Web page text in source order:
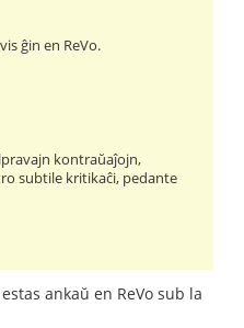
ĝin en ReVo.
kontraŭaĵojn,
subtile kritikaĉi, pedante
ankaŭ en ReVo sub la